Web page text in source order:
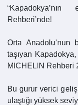
Rehberi’nde!
Orta Anadolu’nun
taşıyan
MICHELIN Rehberi
Bu gurur verici
ulaştığı yüksek